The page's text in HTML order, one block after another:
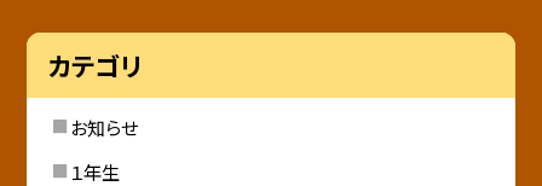
カテゴリ
お知らせ
１年生